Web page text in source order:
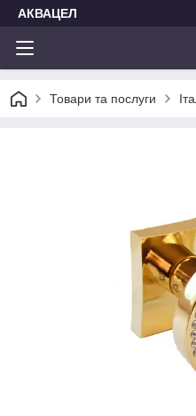
АКВАЦЕЛ
Товари та послуги